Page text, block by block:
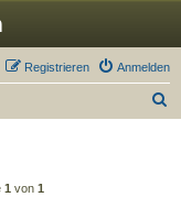
Anmelden
Registrieren
1 von 1